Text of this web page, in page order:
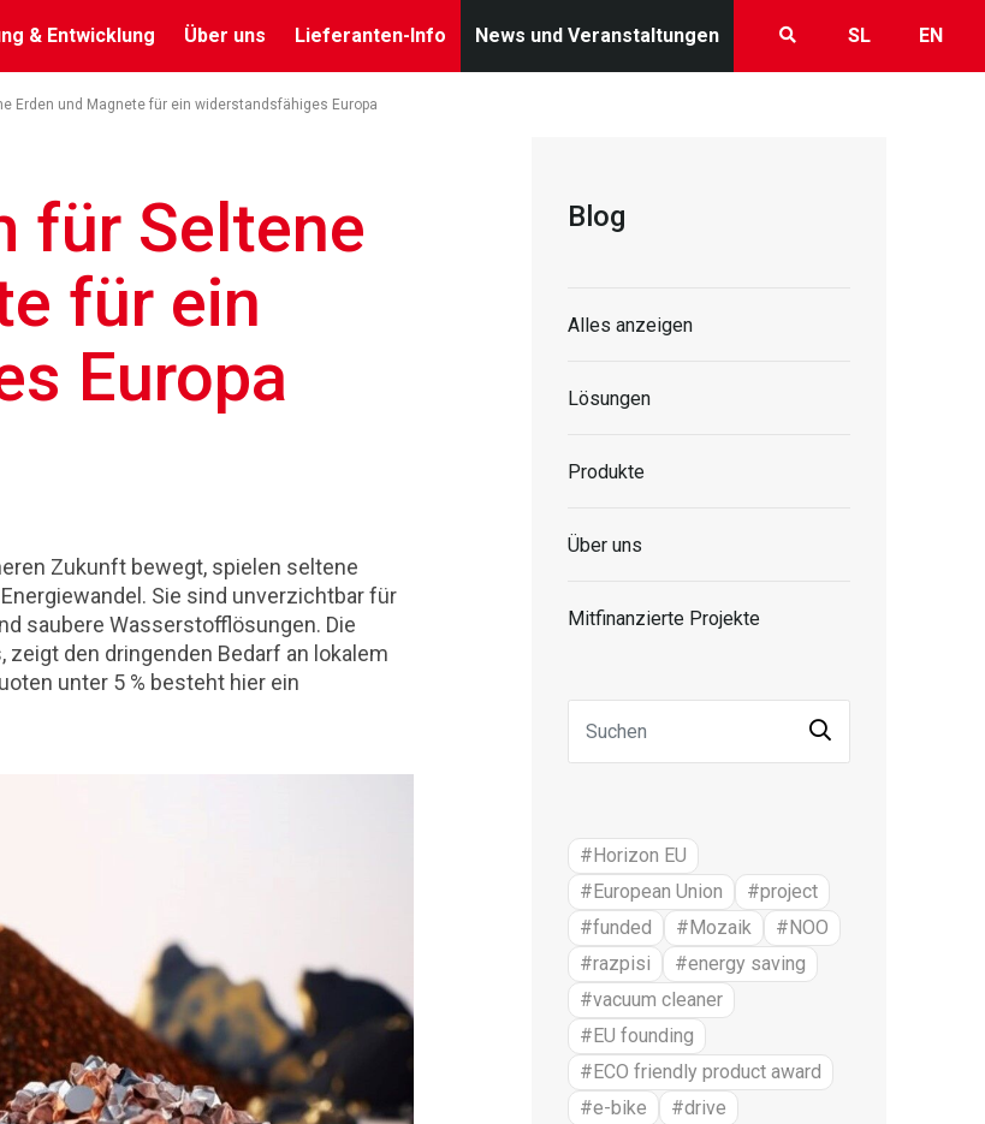
& Entwicklung Über uns Lieferanten-Info News und Veranstaltungen SL EN
Erden und Magnete für ein widerstandsfähiges Europa
für Seltene
für ein
Europa
Zukunft bewegt, spielen seltene
Sie sind unverzichtbar für
saubere Wasserstofflösungen. Die
zeigt den dringenden Bedarf an lokalem
unter 5 % besteht hier ein
Blog
Alles anzeigen
Lösungen
Produkte
Über uns
Mitfinanzierte Projekte
#Horizon EU
#European Union
#project
#funded
#Mozaik
#NOO
#razpisi
#energy saving
#vacuum cleaner
#EU founding
#ECO friendly product award
#e-bike
#drive